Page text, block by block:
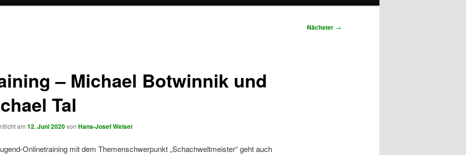
Nächster →
– Michael Botwinnik und
Tal
am 12. Juni 2020von Hans-Josef Weiser
Onlinetraining mit dem Themenschwerpunkt „Schachweltmeister“ geht auch